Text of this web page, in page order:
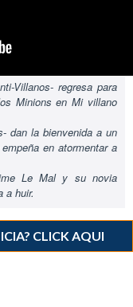
Villanos- regresa para
Minions en Mi villano
dan la bienvenida a un
en atormentar a
Le Mal y su novia
a huir.
CLICK AQUI